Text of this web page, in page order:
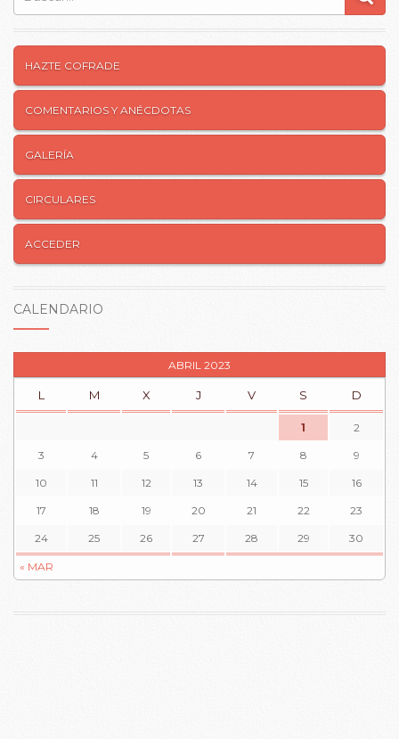
HAZTE COFRADE
COMENTARIOS Y ANÉCDOTAS
GALERÍA
CIRCULARES
ACCEDER
CALENDARIO
ABRIL 2023
L M X J V S D
« MAR
1 2
3 4 5 6 7 8 9
10 11 12 13 14 15 16
17 18 19 20 21 22 23
24 25 26 27 28 29 30